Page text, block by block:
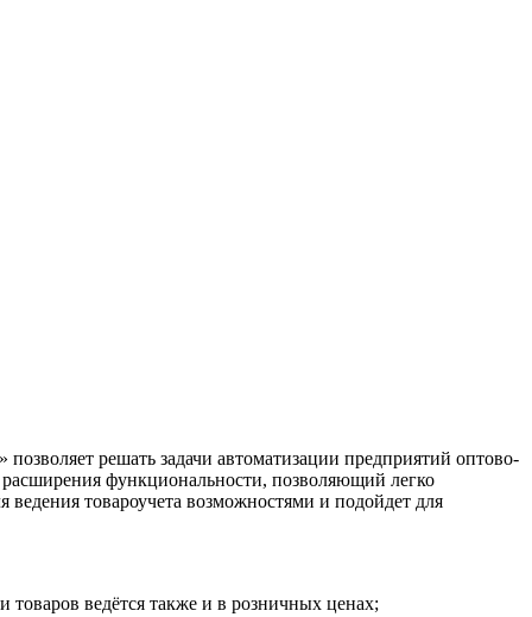
решать задачи автоматизации предприятий оптово-
функциональности, позволяющий легко
товароучета возможностями и подойдет для
товаров ведётся также и в розничных ценах;